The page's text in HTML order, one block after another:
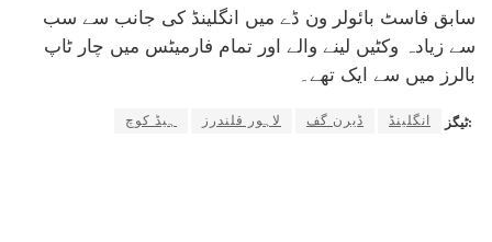
سابق فاسٹ بائولر ون ڈے میں انگلینڈ کی جانب سے سب
سے زیادہ وکٹیں لینے والے اور تمام فارمیٹس میں چار ٹاپ
بالرز میں سے ایک تھے۔
ٹیگز: انگلینڈ ڈیرن گف لاہور قلندرز ہیڈ کوچ